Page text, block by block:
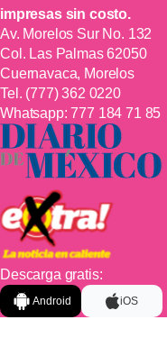
impresas sin costo.
Av. Morelos Sur No. 132
Col. Las Palmas 62050
Cuernavaca, Morelos
Tel. (777) 362 0220
Whatsapp:777 184 71 85
Descarga gratis:
Android iOS